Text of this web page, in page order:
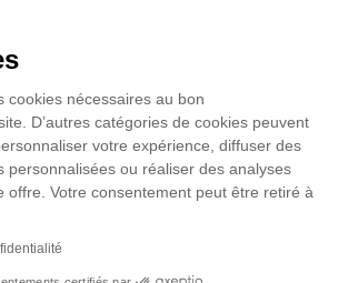
vous propose ses services dédiés aux
cookies nécessaires au bon
D’autres catégories de cookies peuvent
votre expérience, diffuser des
personnalisées ou réaliser des analyses
offre. Votre consentement peut être retiré à